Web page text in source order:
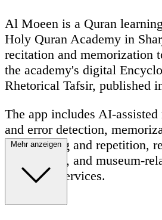
Al Moeen is a Quran
Holy Quran Academy in
recitation and memorization
the academy's digital
Rhetorical Tafsir, published
The app includes AI-
and error detection,
verse hiding and repetition,
and sharing, and museum-
Academy services.